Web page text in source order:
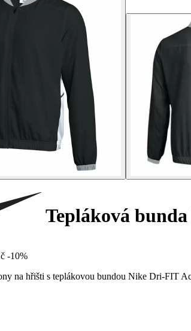
Tepláková
-10%
na hřišti s teplákovou bundou Nike Dri-FIT